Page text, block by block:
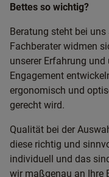
Bettes so wichtig?
Beratung steht bei uns
Fachberater widmen
unserer Erfahrung und
Engagement
ergonomisch und
gerecht wird.
Qualität bei der
diese richtig und
individuell und das
wir maßgenau an Ihre